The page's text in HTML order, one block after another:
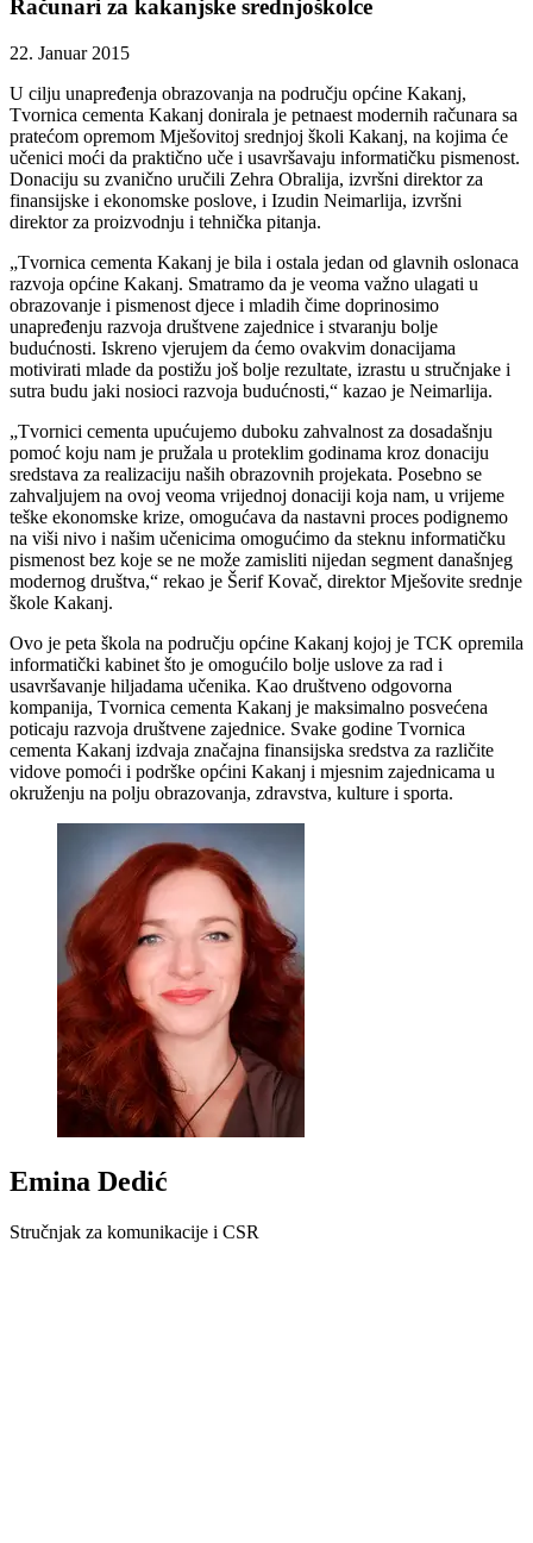
Računari za kakanjske srednjoškolce
22. Januar 2015
U cilju unapređenja obrazovanja na području općine Kakanj,
Tvornica cementa Kakanj donirala je petnaest modernih računara sa
pratećom opremom Mješovitoj srednjoj školi Kakanj, na kojima će
učenici moći da praktično uče i usavršavaju informatičku pismenost.
Donaciju su zvanično uručili Zehra Obralija, izvršni direktor za
finansijske i ekonomske poslove, i Izudin Neimarlija, izvršni
direktor za proizvodnju i tehnička pitanja.
„Tvornica cementa Kakanj je bila i ostala jedan od glavnih oslonaca
razvoja općine Kakanj. Smatramo da je veoma važno ulagati u
obrazovanje i pismenost djece i mladih čime doprinosimo
unapređenju razvoja društvene zajednice i stvaranju bolje
budućnosti. Iskreno vjerujem da ćemo ovakvim donacijama
motivirati mlade da postižu još bolje rezultate, izrastu u stručnjake i
sutra budu jaki nosioci razvoja budućnosti,“ kazao je Neimarlija.
„Tvornici cementa upućujemo duboku zahvalnost za dosadašnju
pomoć koju nam je pružala u proteklim godinama kroz donaciju
sredstava za realizaciju naših obrazovnih projekata. Posebno se
zahvaljujem na ovoj veoma vrijednoj donaciji koja nam, u vrijeme
teške ekonomske krize, omogućava da nastavni proces podignemo
na viši nivo i našim učenicima omogućimo da steknu informatičku
pismenost bez koje se ne može zamisliti nijedan segment današnjeg
modernog društva,“ rekao je Šerif Kovač, direktor Mješovite srednje
škole Kakanj.
Ovo je peta škola na području općine Kakanj kojoj je TCK opremila
informatički kabinet što je omogućilo bolje uslove za rad i
usavršavanje hiljadama učenika. Kao društveno odgovorna
kompanija, Tvornica cementa Kakanj je maksimalno posvećena
poticaju razvoja društvene zajednice. Svake godine Tvornica
cementa Kakanj izdvaja značajna finansijska sredstva za različite
vidove pomoći i podrške općini Kakanj i mjesnim zajednicama u
okruženju na polju obrazovanja, zdravstva, kulture i sporta.
Emina Dedić
Stručnjak za komunikacije i CSR